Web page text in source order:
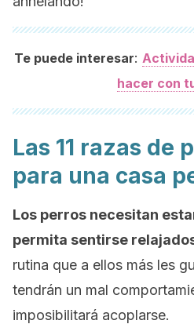
Te puede interesar:
hacer con
Las 11 razas de
para una casa
Los perros necesitan
permita sentirse
rutina que a ellos más les
tendrán un mal
imposibilitará acoplarse.